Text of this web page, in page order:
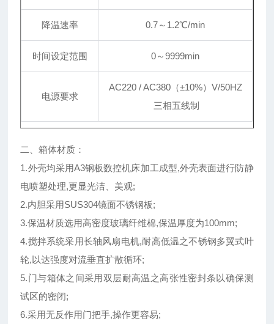
降温速率 0.7～1.2℃/min
时间设定范围 0～9999min
电源要求
AC220 / AC380（±10%）V/50HZ
三相五线制
二、箱体材质：
1.外壳均采用A3钢板数控机床加工成型,外壳表面进行防静
电喷塑处理,更显光洁、美观;
2.内胆采用SUS304镜面不锈钢板;
3.保温材质选用高密度玻璃纤维棉,保温厚度为100mm;
4.搅拌系统采用长轴风扇电机,耐高低温之不锈钢多翼式叶
轮,以达强度对流垂直扩散循环;
5.门与箱体之间采用双层耐高温之高张性密封条以确保测
试区的密闭;
6.采用无反作用门把手,操作更容易;